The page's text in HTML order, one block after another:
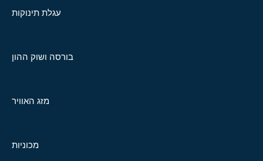
עגלת תינוקות
בורסה ושוק ההון
מזג האוויר
מכוניות